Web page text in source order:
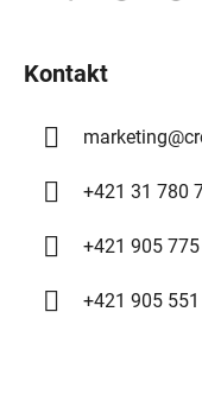
Kontakt
marketing@
+421 31 780
+421 905
+421 905